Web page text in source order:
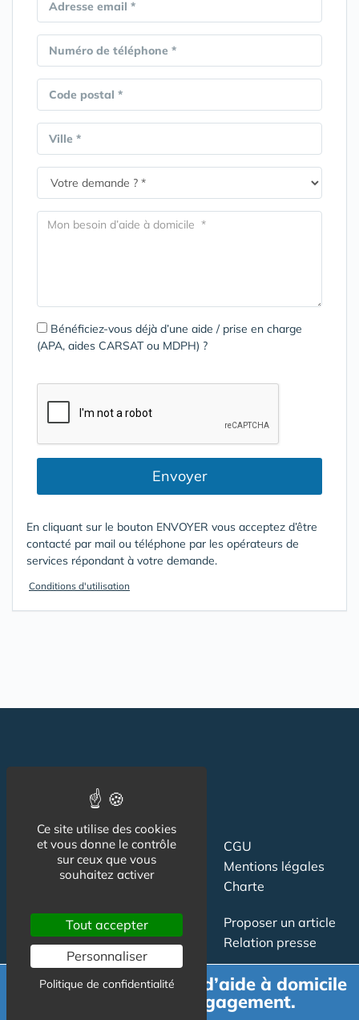
Adresse email *
Numéro de téléphone *
Code postal *
Ville *
Bénéficiez-vous déjà d’une aide / prise en charge
(APA, aides CARSAT ou MDPH) ?
Envoyer
En cliquant sur le bouton ENVOYER vous acceptez d’être
contacté par mail ou téléphone par les opérateurs de
services répondant à votre demande.
Conditions d'utilisation
Suivez-nous
CGU
Mentions légales
Charte
Contact
Newsletter
Publicité
Proposer un article
Relation presse
Demande de devis d’aide à domicile
gratuit et sans engagement.
Ce site utilise des cookies
et vous donne le contrôle
sur ceux que vous
souhaitez activer
Tout accepter
Personnaliser
Politique de confidentialité